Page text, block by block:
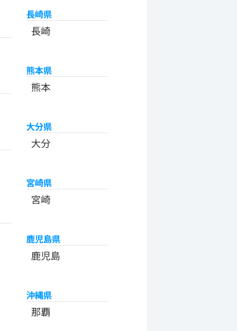
長崎県
長崎
熊本県
熊本
大分県
大分
宮崎県
宮崎
鹿児島県
鹿児島
沖縄県
那覇